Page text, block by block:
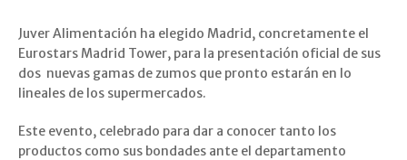
Juver Alimentación ha elegido Madrid, concretamente el
Eurostars Madrid Tower, para la presentación oficial de sus
dos nuevas gamas de zumos que pronto estarán en lo
lineales de los supermercados.
Este evento, celebrado para dar a conocer tanto los
productos como sus bondades ante el departamento